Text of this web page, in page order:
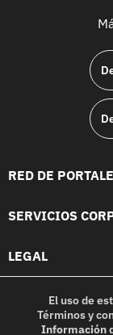
RED DE
SERVICIOS
LEGAL
El uso de
Términos y
Información